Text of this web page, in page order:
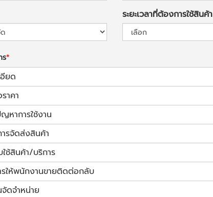
ระยะเวลาที่ต้องการใช้สินค้า
ร
อียด
าคา
หาการใช้งาน
รจัดส่งสินค้า
ช้สินค้า/บริการ
ให้พนักงานขายติดต่อกลับ
ดจำหน่าย